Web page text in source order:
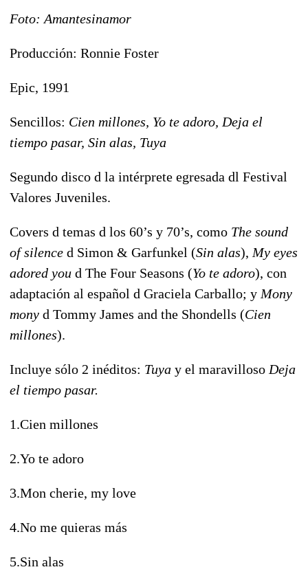
Foto: Amantesinamor
Producción: Ronnie Foster
Epic, 1991
Sencillos: Cien millones, Yo te adoro, Deja el
tiempo pasar, Sin alas, Tuya
Segundo disco d la intérprete egresada dl Festival
Valores Juveniles.
Covers d temas d los 60’s y 70’s, como The sound
of silence d Simon & Garfunkel (Sin alas), My eyes
adored you d The Four Seasons (Yo te adoro), con
adaptación al español d Graciela Carballo; y Mony
mony d Tommy James and the Shondells (Cien
millones).
Incluye sólo 2 inéditos: Tuya y el maravilloso Deja
el tiempo pasar.
1.Cien millones
2.Yo te adoro
3.Mon cherie, my love
4.No me quieras más
5.Sin alas